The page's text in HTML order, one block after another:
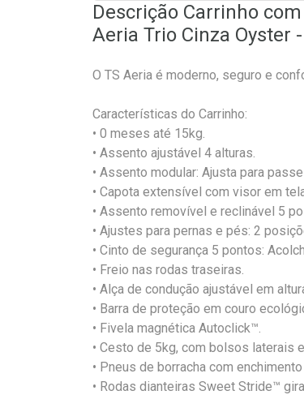
Descrição Carrinho
Aeria Trio Cinza Oyster
O TS Aeria é moderno, seguro e
Características do Carrinho:
• 0 meses até 15kg.
• Assento ajustável 4 alturas.
• Assento modular: Ajusta para
• Capota extensível com visor em
• Assento removível e reclinável 5
• Ajustes para pernas e pés: 2
• Cinto de segurança 5 pontos:
• Freio nas rodas traseiras.
• Alça de condução ajustável em
• Barra de proteção em couro
• Fivela magnética Autoclick™.
• Cesto de 5kg, com bolsos laterais
• Pneus de borracha com
• Rodas dianteiras Sweet Stride™